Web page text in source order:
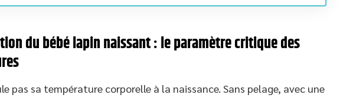
du bébé lapin naissant : le paramètre critique des
pas sa température corporelle à la naissance. Sans pelage, avec une